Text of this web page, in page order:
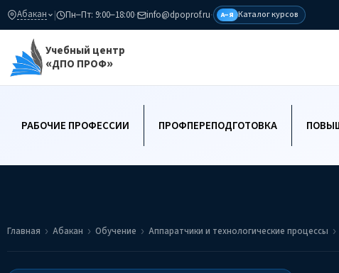
Абакан | Пн–Пт: 9:00–18:00· info@dpoprof.ru· А–Я Каталог курсов
Учебный центр
«ДПО ПРОФ»
РАБОЧИЕ ПРОФЕССИИ ПРОФПЕРЕПОДГОТОВКА
Главная Абакан Обучение Аппаратчики и технологические процессы